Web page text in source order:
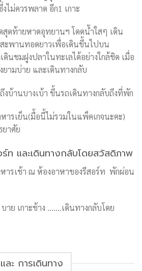
ไม่ควรพลาด อีก1 เกาะ
ดท้ายหาดอุทยานฯ โดดน้ำใสๆ เดิน
พานทอดยาวเพื่อเดินขึ้นไปบน
นชมฝูงปลาในทะเลได้อย่างใกล้ชิด เมื่อ
ยามบ่าย และเดินทางกลับ
งบ้านบางเบ้า ขึ้นรถเดินทางกลับถึงที่พัก
ารเย็น(มื้อนี้ไม่รวมในแพ็คเกจนะคะ)
าศัย
และเดินทางกลับโดยสวัสดิภาพ
ารเช้า ณ ห้องอาหาของรีสอร์ท พักผ่อน
าย เกาะช้าง …….เดินทางกลับโดย
ละ การเดินทาง